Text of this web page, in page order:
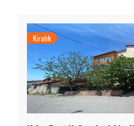
Kiralık